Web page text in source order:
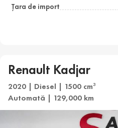
Țara de import
Renault Kadjar
2020 | Diesel | 1500 cm3
Automată | 129,000 km